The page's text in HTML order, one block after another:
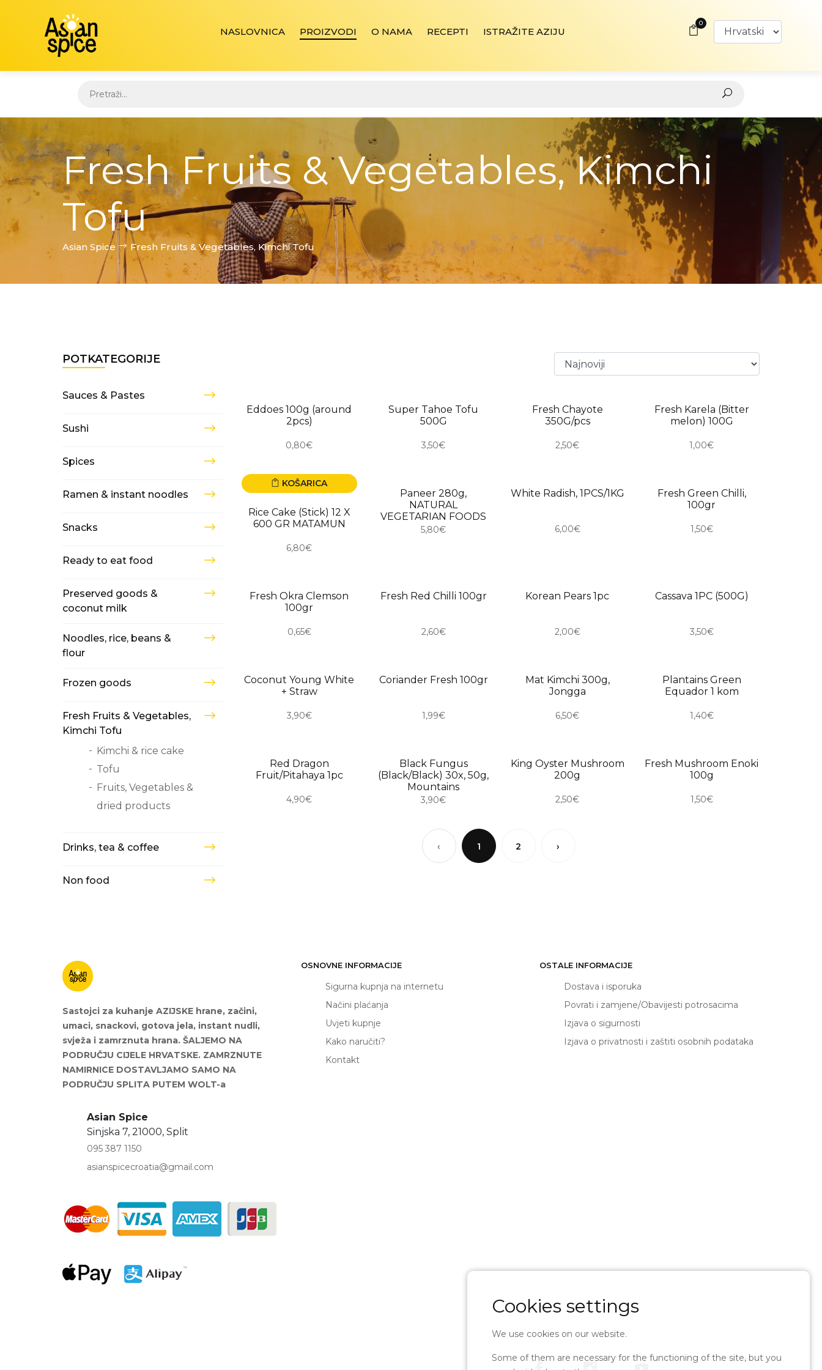
Cookies settings
We use cookies on our website.
Some of them are necessary for the functioning of the site, but you
NASLOVNICA PROIZVODI O NAMA RECEPTI ISTRAŽITE AZIJU
0
Fresh Fruits & Vegetables, Kimchi
Tofu
Asian Spice Fresh Fruits & Vegetables, Kimchi Tofu
POTKATEGORIJE
Sauces & Pastes
Sushi
Spices
Ramen & instant noodles
Snacks
Ready to eat food
Preserved goods &
coconut milk
Noodles, rice, beans &
flour
Frozen goods
Fresh Fruits & Vegetables,
Kimchi Tofu
Kimchi & rice cake
Tofu
Fruits, Vegetables &
dried products
Drinks, tea & coffee
Non food
USKORO
Eddoes 100g (around
2pcs)
0,80€
Super Tahoe Tofu
500G
3,50€
USKORO
Fresh Chayote
350G/pcs
2,50€
USKORO
Fresh Karela (Bitter
melon) 100G
1,00€
KOŠARICA
Rice Cake (Stick) 12 X
600 GR MATAMUN
6,80€
Paneer 280g,
NATURAL
VEGETARIAN FOODS
5,80€
USKORO
White Radish, 1PCS/1KG
6,00€
USKORO
Fresh Green Chilli,
100gr
1,50€
USKORO
Fresh Okra Clemson
100gr
0,65€
USKORO
Fresh Red Chilli 100gr
2,60€
Korean Pears 1pc
2,00€
Cassava 1PC (500G)
3,50€
Coconut Young White
+ Straw
3,90€
USKORO
Coriander Fresh 100gr
1,99€
USKORO
Mat Kimchi 300g,
Jongga
6,50€
USKORO
Plantains Green
Equador 1 kom
1,40€
Red Dragon
Fruit/Pitahaya 1pc
4,90€
USKORO
Black Fungus
(Black/Black) 30x, 50g,
Mountains
3,90€
King Oyster Mushroom
200g
2,50€
USKORO
Fresh Mushroom Enoki
100g
1,50€
‹ 1 2 ›
Sastojci za kuhanje AZIJSKE hrane, začini,
umaci, snackovi, gotova jela, instant nudli,
svježa i zamrznuta hrana. ŠALJEMO NA
PODRUČJU CIJELE HRVATSKE. ZAMRZNUTE
NAMIRNICE DOSTAVLJAMO SAMO NA
PODRUČJU SPLITA PUTEM WOLT-a
Asian Spice
Sinjska 7, 21000, Split
095 387 1150
asianspicecroatia@gmail.com
OSNOVNE INFORMACIJE
Sigurna kupnja na internetu
Načini plaćanja
Uvjeti kupnje
Kako naručiti?
Kontakt
OSTALE INFORMACIJE
Dostava i isporuka
Povrati i zamjene/Obavijesti potrosacima
Izjava o sigurnosti
Izjava o privatnosti i zaštiti osobnih podataka